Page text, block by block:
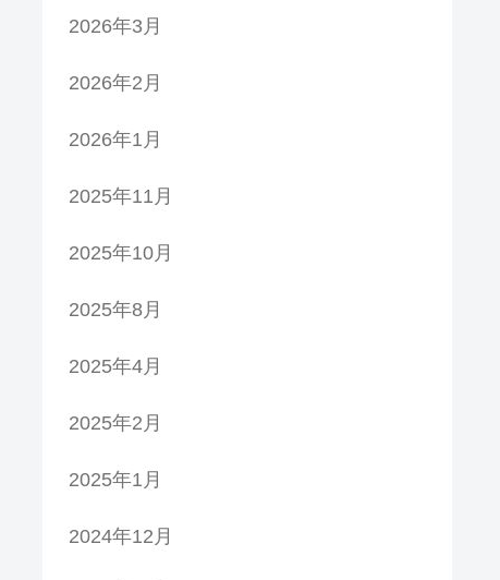
2026年3月
2026年2月
2026年1月
2025年11月
2025年10月
2025年8月
2025年4月
2025年2月
2025年1月
2024年12月